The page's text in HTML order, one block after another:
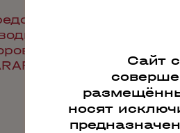
вина и
России,
Среди них будут
Tomintoul,Сайт
носят